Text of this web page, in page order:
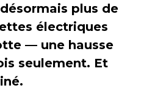
plus de
électriques
— une hausse
seulement. Et